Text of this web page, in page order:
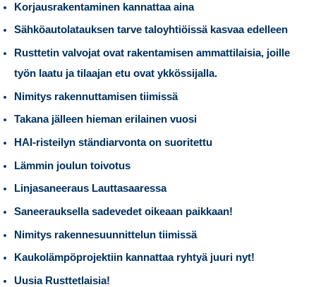
Korjausrakentaminen kannattaa aina
Sähköautolatauksen tarve taloyhtiöissä kasvaa edelleen
Rusttetin valvojat ovat rakentamisen ammattilaisia, joille
työn laatu ja tilaajan etu ovat ykkössijalla.
Nimitys rakennuttamisen tiimissä
Takana jälleen hieman erilainen vuosi
HAI-risteilyn ständiarvonta on suoritettu
Lämmin joulun toivotus
Linjasaneeraus Lauttasaaressa
Saneerauksella sadevedet oikeaan paikkaan!
Nimitys rakennesuunnittelun tiimissä
Kaukolämpöprojektiin kannattaa ryhtyä juuri nyt!
Uusia Rusttetlaisia!